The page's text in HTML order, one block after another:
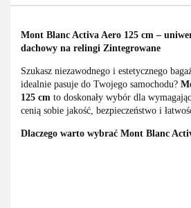
Mont Blanc Activa Aero 125 cm –
dachowy na relingi Zintegrowane
Szukasz niezawodnego i estetycznego
idealnie pasuje do Twojego samochodu?
125 cm to doskonały wybór dla
cenią sobie jakość, bezpieczeństwo i
Dlaczego warto wybrać Mont Blanc